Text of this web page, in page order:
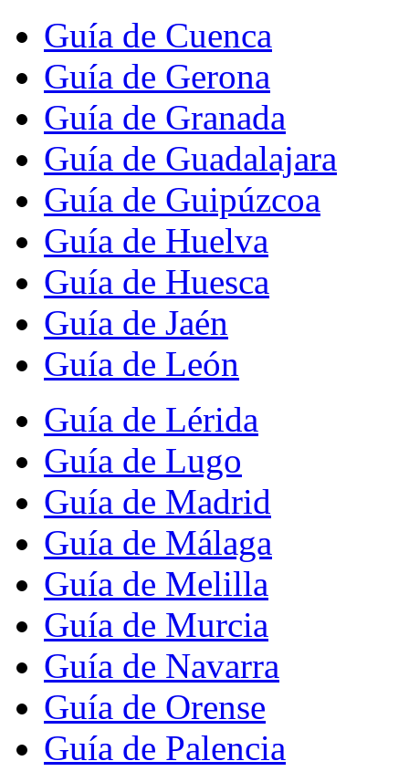
Guía de Cuenca
Guía de Gerona
Guía de Granada
Guía de Guadalajara
Guía de Guipúzcoa
Guía de Huelva
Guía de Huesca
Guía de Jaén
Guía de León
Guía de Lérida
Guía de Lugo
Guía de Madrid
Guía de Málaga
Guía de Melilla
Guía de Murcia
Guía de Navarra
Guía de Orense
Guía de Palencia